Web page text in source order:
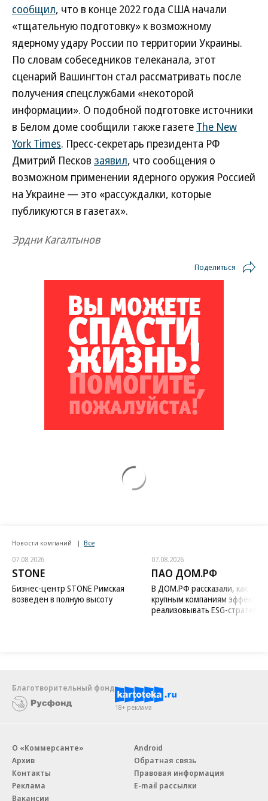
сообщил, что в конце 2022 года США начали
«тщательную подготовку» к возможному
ядерному удару России по территории Украины.
По словам собеседников телеканала, этот
сценарий Вашингтон стал рассматривать после
получения спецслужбами «некоторой
информации». О подобной подготовке источники
в Белом доме сообщили также газете The New
York Times. Пресс-секретарь президента РФ
Дмитрий Песков заявил, что сообщения о
возможном применении ядерного оружия Россией
на Украине — это «рассуждалки, которые
публикуются в газетах».
Эрдни Кагалтынов
Поделиться
ВСУ точно получат десятки тысяч новых
солдат
Путин озвучил итоговый план СВО
Зеленский неожиданно высказался о
возвращении Крыма
Заставим раскаяться: союзник России
дал грозное обещание
Новости компаний
07.08.2026
возведен в полную высоту
07.08.2026
В ДОМ.РФ рассказали, как
крупным компаниям
реализовывать ESG-стратегию